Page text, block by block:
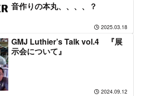
音作りの本丸、、、、？
2025.03.18
GMJ Luthier’s Talk vol.4 『展
示会について』
2024.09.12